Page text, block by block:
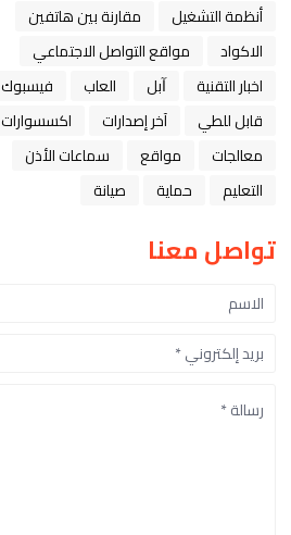
أنظمة التشغيل
مقارنة بين هاتفين
الاكواد
مواقع التواصل الاجتماعي
اخبار التقنية
ﺁﺑﻞ العاب
فيسبوك
قابل للطي
آخر إصدارات
اكسسوارات
معالجات
مواقع
سماعات الأذن
التعليم
حماية صيانة
تواصل معنا